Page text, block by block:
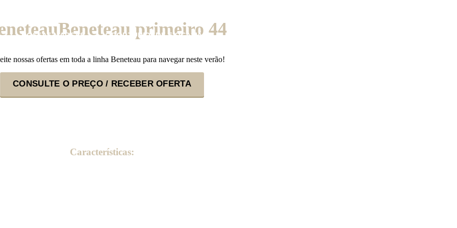
NOSSAS MARCAS OPORTUNIDADE E OCASIÃO
Beneteau primeiro 44
nossas ofertas em toda a linha Beneteau para navegar neste verão!
CONSULTE O PREÇO / RECEBER OFERTA
Características: